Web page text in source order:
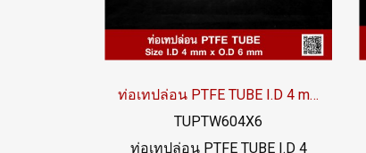
ท่อเทปล่อน PTFE TUBE I.D 4 mm x O.D 6 mm
TUPTW604X6
ท่อเทปล่อน PTFE TUBE I.D 4